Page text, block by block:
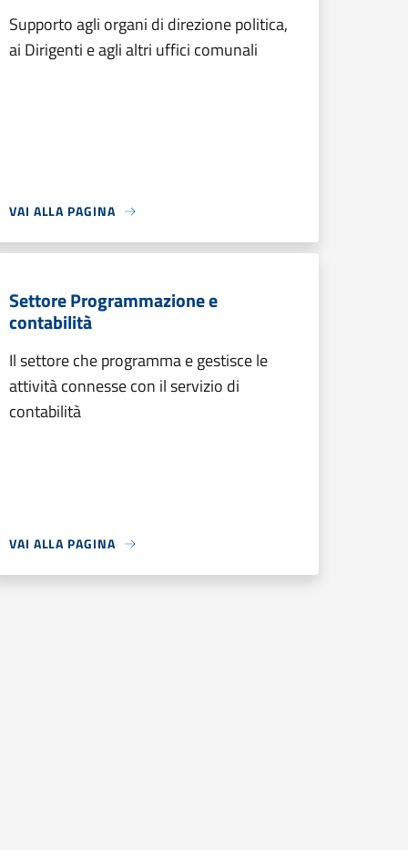
Supporto agli organi di direzione politica,
ai Dirigenti e agli altri uffici comunali
VAI ALLA PAGINA
Settore Programmazione e
contabilità
Il settore che programma e gestisce le
attività connesse con il servizio di
contabilità
VAI ALLA PAGINA